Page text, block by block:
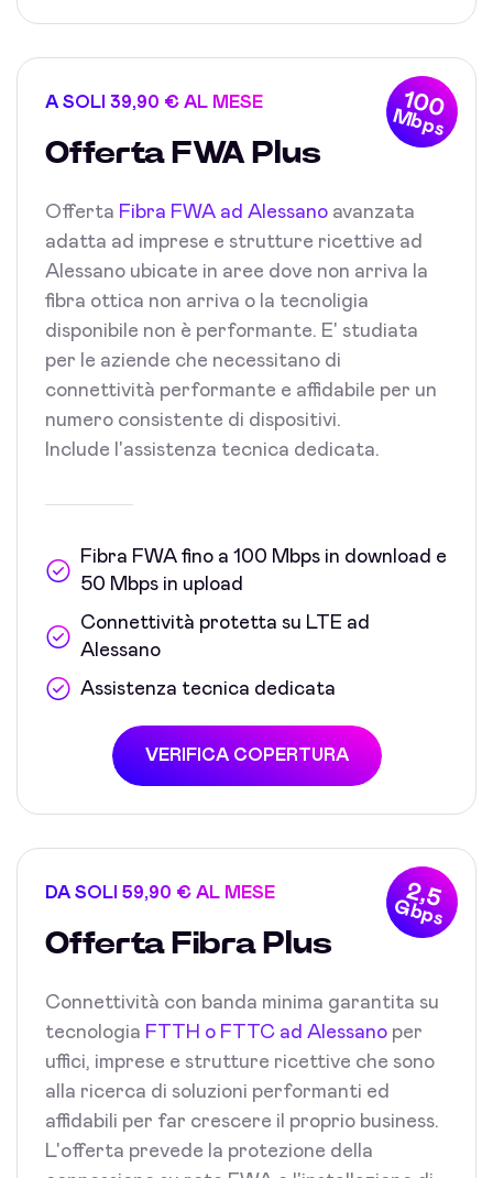
100
Mbps
A SOLI 39,90 € AL MESE
Offerta FWA Plus
Offerta Fibra FWA ad Alessano avanzata
adatta ad imprese e strutture ricettive ad
Alessano ubicate in aree dove non arriva la
fibra ottica non arriva o la tecnoligia
disponibile non è performante. E' studiata
per le aziende che necessitano di
connettività performante e affidabile per un
numero consistente di dispositivi.
Include l'assistenza tecnica dedicata.
Fibra FWA fino a 100 Mbps in download e
50 Mbps in upload
Connettività protetta su LTE ad
Alessano
Assistenza tecnica dedicata
VERIFICA COPERTURA
2,5
Gbps
DA SOLI 59,90 € AL MESE
Offerta Fibra Plus
Connettività con banda minima garantita su
tecnologia FTTH o FTTC ad Alessano per
uffici, imprese e strutture ricettive che sono
alla ricerca di soluzioni performanti ed
affidabili per far crescere il proprio business.
L'offerta prevede la protezione della